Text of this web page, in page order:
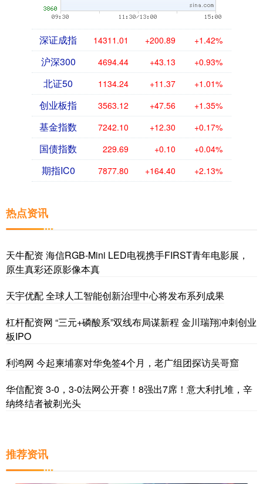
深证成指 14311.01 +200.89 +1.42%
沪深300 4694.44 +43.13 +0.93%
北证50 1134.24 +11.37 +1.01%
创业板指 3563.12 +47.56 +1.35%
基金指数 7242.10 +12.30 +0.17%
国债指数 229.69 +0.10 +0.04%
期指IC0 7877.80 +164.40 +2.13%
热点资讯
天牛配资 海信RGB-Mini LED电视携手FIRST青年电影展，
原生真彩还原影像本真
天宇优配 全球人工智能创新治理中心将发布系列成果
杠杆配资网 “三元+磷酸系”双线布局谋新程 金川瑞翔冲刺创业
板IPO
利鸿网 今起柬埔寨对华免签4个月，老广组团探访吴哥窟
华信配资 3-0，3-0法网公开赛！8强出7席！意大利扎堆，辛
纳终结者被剃光头
推荐资讯